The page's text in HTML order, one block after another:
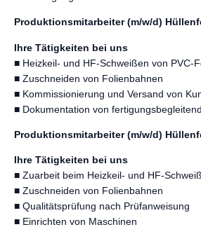
Produktionsmitarbeiter (m/w/d)
Ihre Tätigkeiten bei uns
■ Heizkeil- und HF-Schweißen von PVC-
■ Zuschneiden von Folienbahnen
■ Kommissionierung und Versand von
■ Dokumentation von
Produktionsmitarbeiter (m/w/d)
Ihre Tätigkeiten bei uns
■ Zuarbeit beim Heizkeil- und HF-
■ Zuschneiden von Folienbahnen
■ Qualitätsprüfung nach Prüfanweisung
■ Einrichten von Maschinen